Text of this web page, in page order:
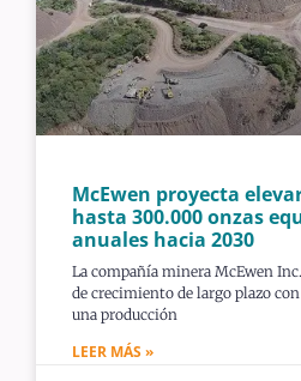
McEwen proyecta
hasta 300.000 onzas
anuales hacia 2030
La compañía minera McEwen
de crecimiento de largo plazo
una producción
LEER MÁS »